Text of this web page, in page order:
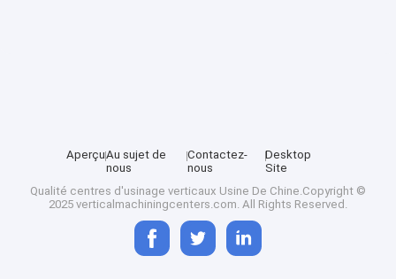
AperçuAu sujet de
nous
Contactez-
nous
Desktop
Site
Qualité centres d'usinage verticaux Usine De Chine.Copyright ©
2025 verticalmachiningcenters.com. All Rights Reserved.